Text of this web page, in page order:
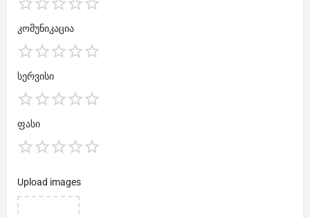
კომუნიკაცია
სერვისი
ფასი
Upload images